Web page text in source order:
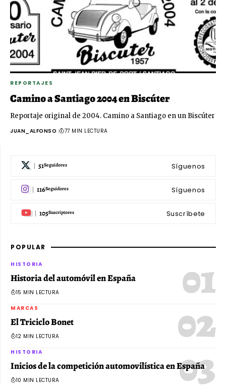
REPORTAJES
Camino a Santiago 2004 en Biscúter
Reportaje original de 2004. Camino a Santiago en un Biscúter
JUAN_ALFONSO 77 MIN LECTURA
51Seguidores Síguenos
116Seguidores Síguenos
105Suscriptores Suscríbete
POPULAR
HISTORIA
Historia del automóvil en España
15 MIN LECTURA
MARCAS
El Triciclo Bonet
12 MIN LECTURA
HISTORIA
Inicios de la competición automovilística en España
10 MIN LECTURA